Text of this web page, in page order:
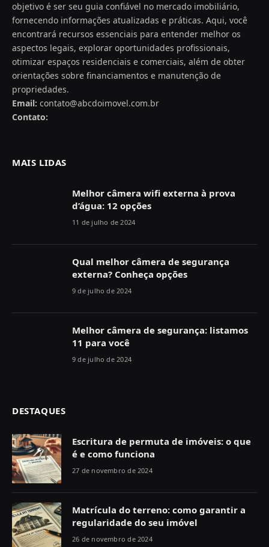
objetivo é ser seu guia confiável no mercado imobiliário,
fornecendo informações atualizadas e práticas. Aqui, você
encontrará recursos essenciais para entender melhor os
aspectos legais, explorar oportunidades profissionais,
otimizar espaços residenciais e comerciais, além de obter
orientações sobre financiamentos e manutenção de
propriedades.
Email: contato@abcdoimovel.com.br
Contato:
MAIS LIDAS
Melhor câmera wifi externa à prova
d’água: 12 opções
11 de julho de 2024
Qual melhor câmera de segurança
externa? Conheça opções
9 de julho de 2024
Melhor câmera de segurança: listamos
11 para você
9 de julho de 2024
DESTAQUES
Escritura de permuta de imóveis: o que
é e como funciona
27 de novembro de 2024
Matrícula do terreno: como garantir a
regularidade do seu imóvel
26 de novembro de 2024